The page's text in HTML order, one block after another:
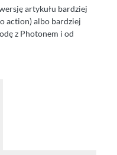
artykułu bardziej
action) albo bardziej
z Photonem i od